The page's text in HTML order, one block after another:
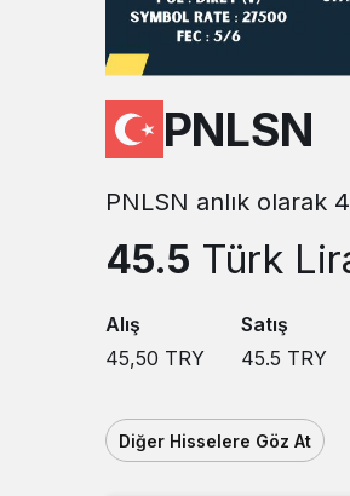
PNLSN
PNLSN anlık olarak
45.5 Türk
Alış
45,50 TRY
Satış
45.5 TRY
Diğer Hisselere Göz At